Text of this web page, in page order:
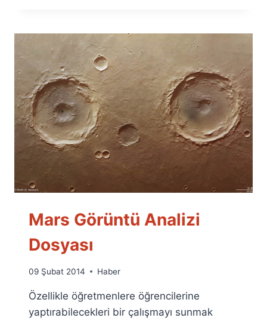
Mars Görüntü Analizi
Dosyası
By
Fuat
Özyar
09 Şubat 2014 Haber
Özellikle öğretmenlere öğrencilerine
yaptırabilecekleri bir çalışmayı sunmak